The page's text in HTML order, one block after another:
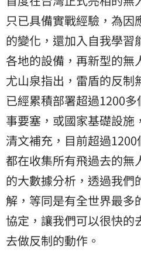
只已具備實戰經驗，為因
的變化，還加入自我學習
各地的設備，再新型的無
尤山泉指出，雷盾的反制
已經累積部署超過1200
事要塞，或國家基礎設施
清文補充，目前超過
都在收集所有飛過去的無
的大數據分析，透過我們
解，等同是有全世界最
協定，讓我們可以很快的
去做反制的動作。